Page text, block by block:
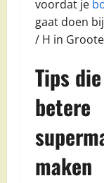
voordat je
gaat doen
/ H in
Tips
betere
maken